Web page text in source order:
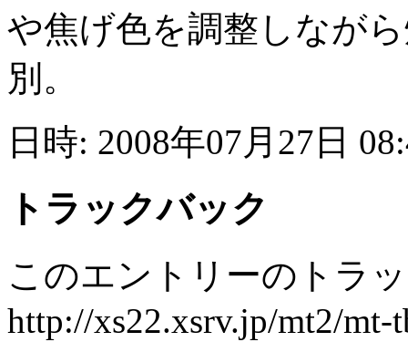
や焦げ色を調整しなが
別。
日時: 2008年07月27日
トラックバック
このエントリーのトラ
http://xs22.xsrv.jp/mt2/mt-